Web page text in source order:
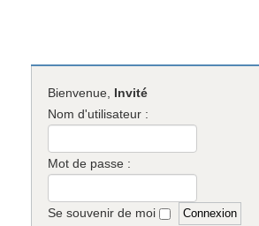
Bienvenue, Invité
Nom d'utilisateur :
Mot de passe :
Se souvenir de moi